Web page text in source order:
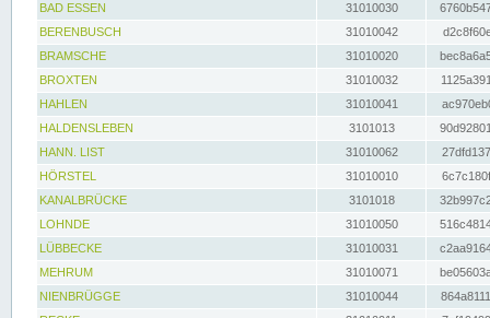
BAD ESSEN
31010030
BERENBUSCH
31010042
BRAMSCHE
31010020
BROXTEN
31010032
HAHLEN
31010041
HALDENSLEBEN
3101013
HANN. LIST
31010062
HÖRSTEL
31010010
KANALBRÜCKE
3101018
LOHNDE
31010050
LÜBBECKE
31010031
MEHRUM
31010071
NIENBRÜGGE
31010044